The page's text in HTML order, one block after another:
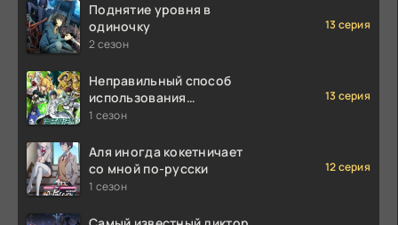
Поднятие уровня в
одиночку
2 сезон
13 серия
Неправильный способ
использования
исцеляющей магии
1 сезон
13 серия
Аля иногда кокетничает
со мной по-русски
1 сезон
12 серия